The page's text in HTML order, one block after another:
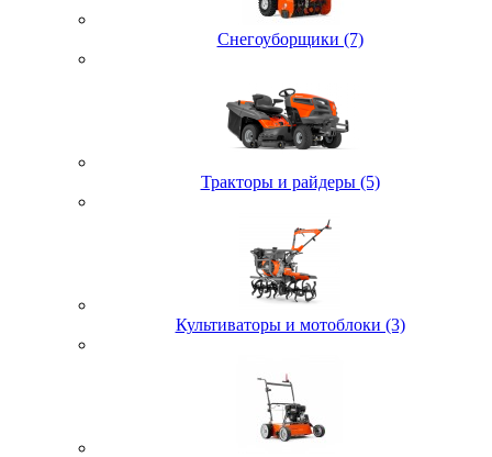
Снегоуборщики (7)
Тракторы и райдеры (5)
Культиваторы и мотоблоки (3)